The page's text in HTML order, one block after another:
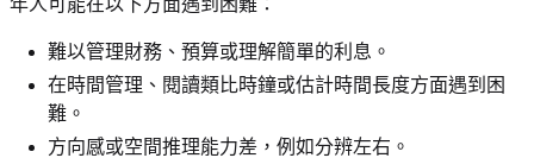
難以管理財務、預算或理解簡單的利息。
在時間管理、閱讀類比時鐘或估計時間長度方面遇到困
難。
方向感或空間推理能力差，例如分辨左右。